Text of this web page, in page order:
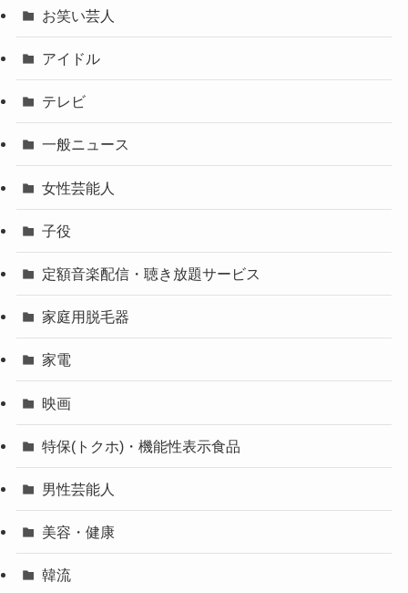
お笑い芸人
アイドル
テレビ
一般ニュース
女性芸能人
子役
定額音楽配信・聴き放題サービス
家庭用脱毛器
家電
映画
特保(トクホ)・機能性表示食品
男性芸能人
美容・健康
韓流